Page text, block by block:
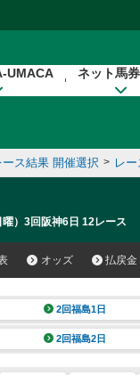
UMACA ネット馬
ース結果 開催選択 > レ
）3回阪神6日 12レース
オッズ 払戻金
2回福島1日
2回福島2日